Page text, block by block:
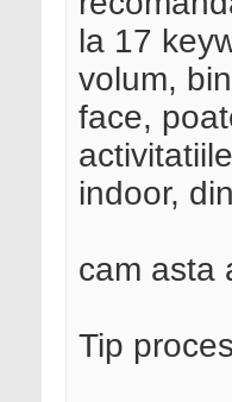
la 17
volum,
face,
indoor,
cam asta
Tip